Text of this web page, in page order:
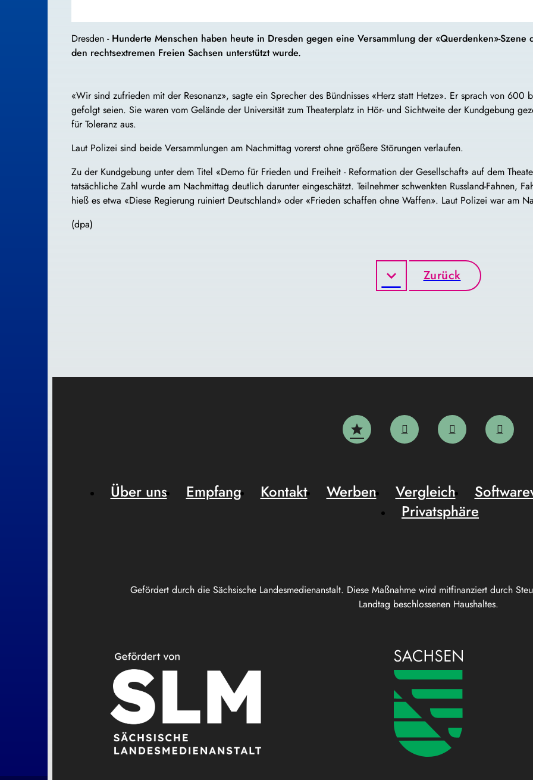
Dresden -Hunderte Menschen haben heute in Dresden gegen eine Versammlung der «Querdenken»-
den rechtsextremen Freien Sachsen unterstützt wurde.
«Wir sind zufrieden mit der Resonanz», sagte ein Sprecher des Bündnisses «Herz statt Hetze». Er sprach von
gefolgt seien. Sie waren vom Gelände der Universität zum Theaterplatz in Hör- und Sichtweite der Kundgebung
für Toleranz aus.
Laut Polizei sind beide Versammlungen am Nachmittag vorerst ohne größere Störungen verlaufen.
Zu der Kundgebung unter dem Titel «Demo für Frieden und Freiheit - Reformation der Gesellschaft» auf dem
tatsächliche Zahl wurde am Nachmittag deutlich darunter eingeschätzt. Teilnehmer schwenkten Russland-Fahnen,
hieß es etwa «Diese Regierung ruiniert Deutschland» oder «Frieden schaffen ohne Waffen». Laut Polizei war am
(dpa)
Zurück
Gefördert durch die Sächsische Landesmedienanstalt. Diese Maßnahme wird mitfinanziert durch
Landtag beschlossenen Haushaltes.
Über uns Empfang Kontakt Werben Vergleich
Privatsphäre